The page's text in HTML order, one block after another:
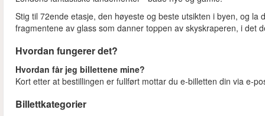
Stig til 72ende etasje, den høyeste og beste utsikten i byen, og
fragmentene av glass som danner toppen av skyskraperen, i det
Hvordan fungerer det?
Hvordan får jeg billettene mine?
Kort etter at bestillingen er fullført mottar du e-billetten din via e-
Billettkategorier